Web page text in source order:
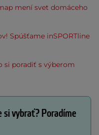
mení svet domáceho
Spúšťame inSPORTline
si poradiť s výberom
si vybrať? Poradíme